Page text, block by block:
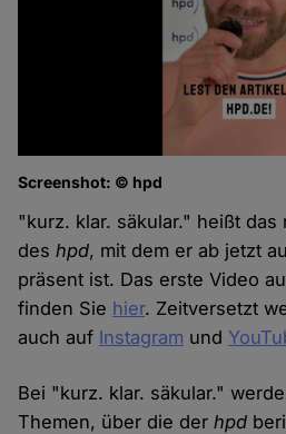
Screenshot: © hpd
"kurz. klar. säkular." heißt das
deshpd, mit dem er ab jetzt
präsent ist. Das erste Video
finden Sie hier. Zeitversetzt
auch auf Instagram und
Bei "kurz. klar. säkular."
Themen, über die derhpd